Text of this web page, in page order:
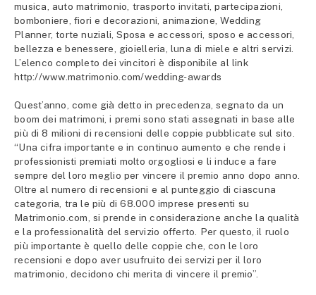
musica, auto matrimonio, trasporto invitati, partecipazioni,
bomboniere, fiori e decorazioni, animazione, Wedding
Planner, torte nuziali, Sposa e accessori, sposo e accessori,
bellezza e benessere, gioielleria, luna di miele e altri servizi.
L’elenco completo dei vincitori è disponibile al link
http://www.matrimonio.com/wedding-awards
Quest’anno, come già detto in precedenza, segnato da un
boom dei matrimoni, i premi sono stati assegnati in base alle
più di 8 milioni di recensioni delle coppie pubblicate sul sito.
“Una cifra importante e in continuo aumento e che rende i
professionisti premiati molto orgogliosi e li induce a fare
sempre del loro meglio per vincere il premio anno dopo anno.
Oltre al numero di recensioni e al punteggio di ciascuna
categoria, tra le più di 68.000 imprese presenti su
Matrimonio.com, si prende in considerazione anche la qualità
e la professionalità del servizio offerto. Per questo, il ruolo
più importante è quello delle coppie che, con le loro
recensioni e dopo aver usufruito dei servizi per il loro
matrimonio, decidono chi merita di vincere il premio”.